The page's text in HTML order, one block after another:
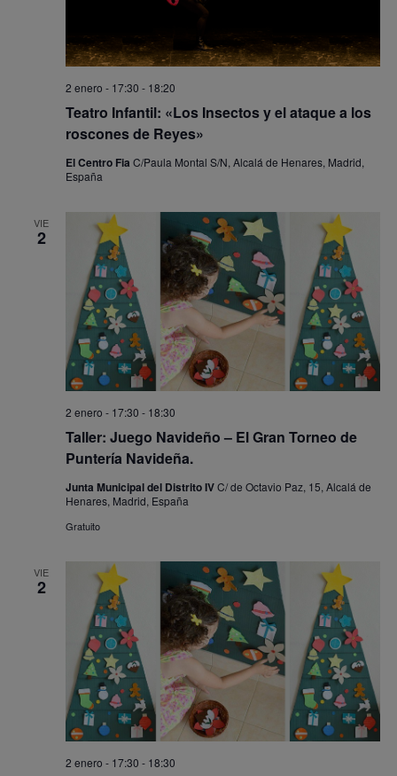
Teatro Infantil: «Los Insectos y el ataque a los
roscones de Reyes»
2 enero - 17:30 - 18:20
El Centro Fia C/Paula Montal S/N, Alcalá de Henares, Madrid,
España
VIE
2
Taller: Juego Navideño – El Gran Torneo de
Puntería Navideña.
2 enero - 17:30 - 18:30
Junta Municipal del Distrito IVC/ de Octavio Paz, 15, Alcalá de
Henares, Madrid, España
Gratuito
VIE
2
2 enero - 17:30 - 18:30